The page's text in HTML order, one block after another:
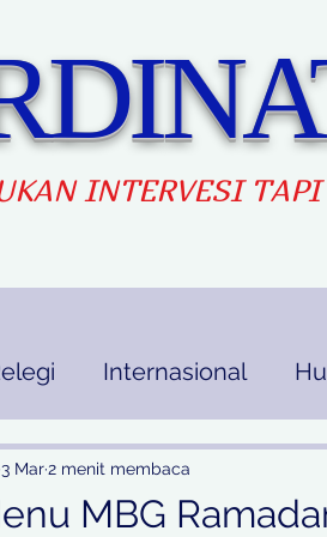
INTERVESI TAPI
Internasional
Ekbis
MBG
3 Mar2 menit membaca